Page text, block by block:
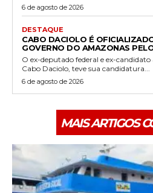
6 de agosto de 2026
DESTAQUE
CABO DACIOLO É
GOVERNO DO AMAZONAS
O ex-deputado federal e ex-
Cabo Daciolo, teve sua candidatura...
6 de agosto de 2026
MAIS ARTIGOS